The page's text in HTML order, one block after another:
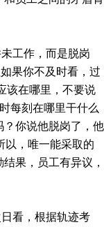
工作，而是脱岗
果你不及时看，过
该在哪里，不要说
每刻在哪里干什么
？你说他脱岗了，他
以，唯一能采取的
果，员工有异议，
看，根据轨迹考